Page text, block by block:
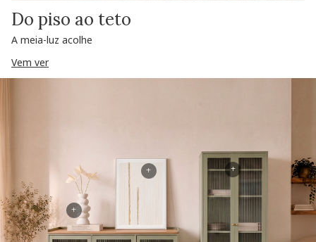
Do piso ao teto
A meia-luz acolhe
Vem ver
+
+
+